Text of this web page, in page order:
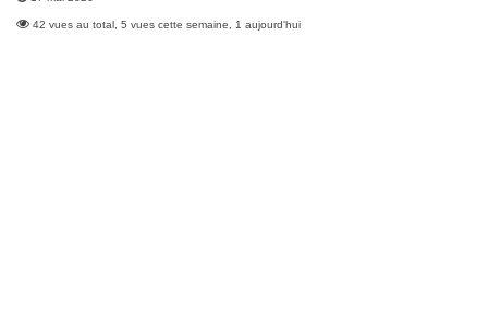
42 vues au total, 5 vues cette semaine, 1 aujourd'hui